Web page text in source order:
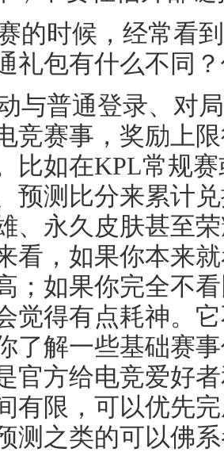
的时候，经常看
礼包有什么不同
与普通登录、对
竞赛事，奖励上
比如在KPL常规
预测比分来累计
、永久皮肤甚至
看，如果你本来
；如果你完全不
觉得有点耗神。
了解一些基础赛
官方给电竞爱好
有限，可以优先
测之类的可以佛